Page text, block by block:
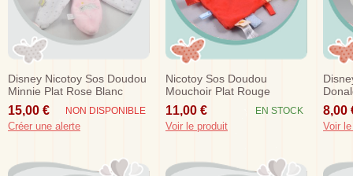
Disney Nicotoy Sos Doudou
Minnie Plat Rose Blanc
Mouton
15,00 € NON DISPONIBLE
Créer une alerte
Nicotoy Sos Doudou
Mouchoir Plat Rouge
Etiquettes Winnie
11,00 € EN STOCK
Voir le produit
8,00
Voir